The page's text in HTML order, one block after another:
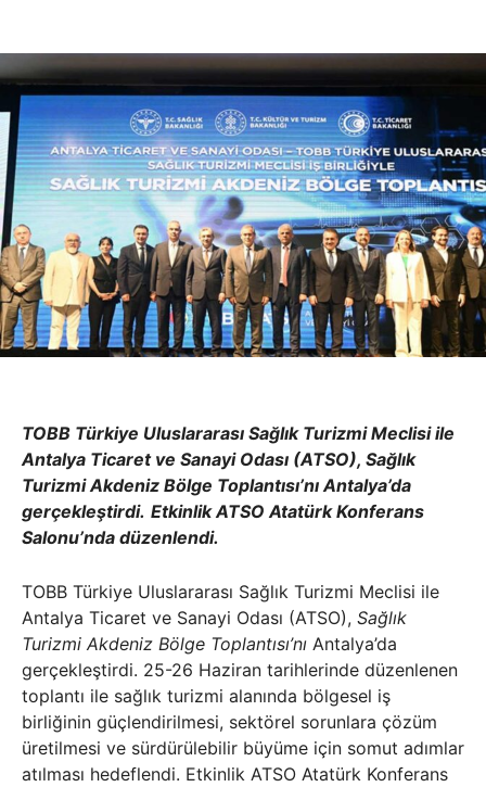
TOBB Türkiye Uluslararası Sağlık Turizmi Meclisi ile
Antalya Ticaret ve Sanayi Odası (ATSO), Sağlık
Turizmi Akdeniz Bölge Toplantısı’nı Antalya’da
gerçekleştirdi. Etkinlik ATSO Atatürk Konferans
Salonu’nda düzenlendi.
TOBB Türkiye Uluslararası Sağlık Turizmi Meclisi ile
Antalya Ticaret ve Sanayi Odası (ATSO), Sağlık
Turizmi Akdeniz Bölge Toplantısı’nı Antalya’da
gerçekleştirdi. 25-26 Haziran tarihlerinde düzenlenen
toplantı ile sağlık turizmi alanında bölgesel iş
birliğinin güçlendirilmesi, sektörel sorunlara çözüm
üretilmesi ve sürdürülebilir büyüme için somut adımlar
atılması hedeflendi. Etkinlik ATSO Atatürk Konferans